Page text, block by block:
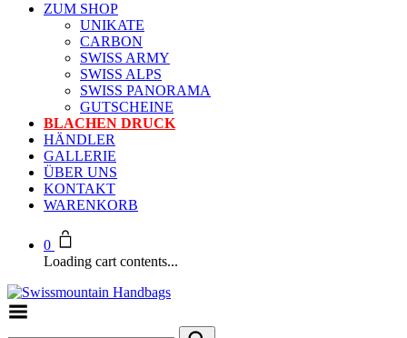
ZUM SHOP
UNIKATE
CARBON
SWISS ARMY
SWISS ALPS
SWISS PANORAMA
GUTSCHEINE
BLACHEN DRUCK
HÄNDLER
GALLERIE
ÜBER UNS
KONTAKT
WARENKORB
0
Loading cart contents...